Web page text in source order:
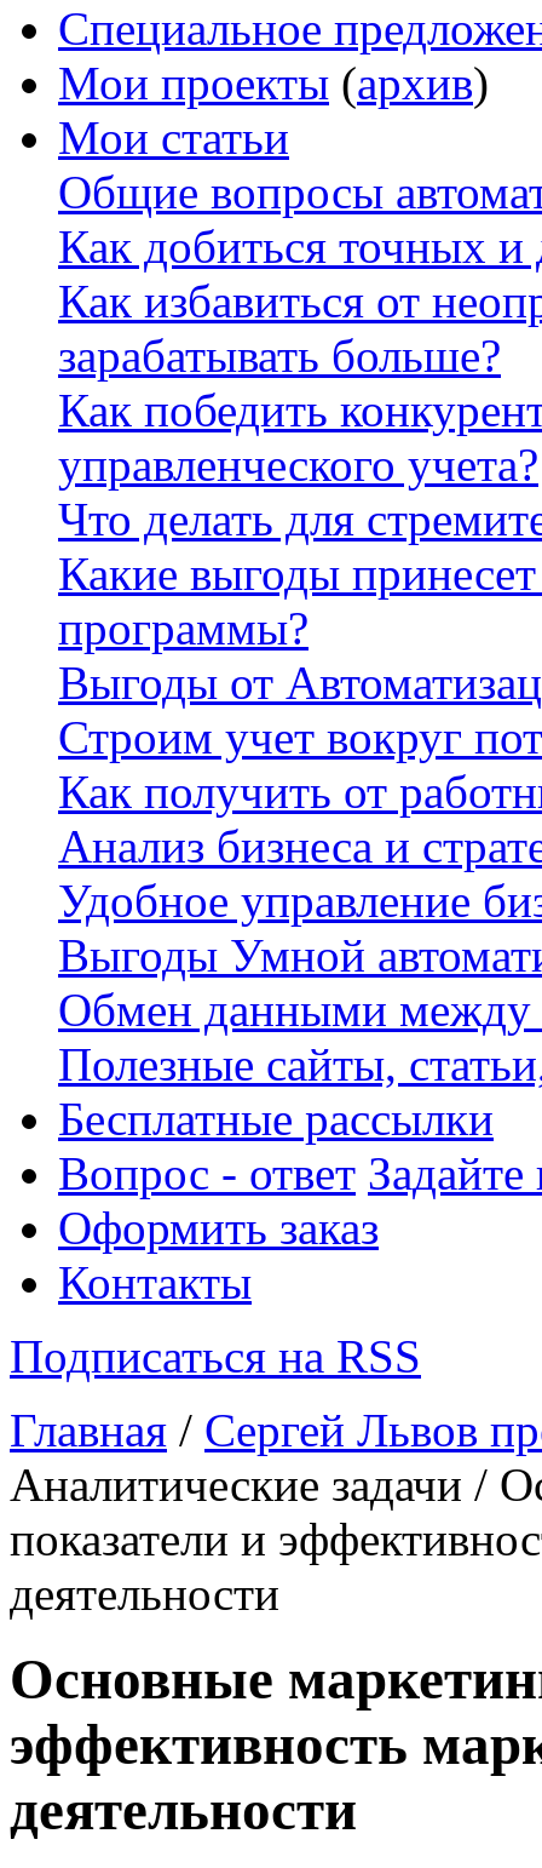
Специальное
Мои проекты (архив)
Мои статьи
Общие вопросы
Как добиться точных
Как избавиться от
зарабатывать больше?
Как победить
управленческого учета?
Что делать для
Какие выгоды
программы?
Выгоды от
Строим учет вокруг
Как получить от
Анализ бизнеса и
Удобное управление
Выгоды Умной
Обмен данными между
Полезные сайты,
Бесплатные рассылки
Вопрос - ответ
Оформить заказ
Контакты
Подписаться на RSS
Главная / Сергей Львов
Аналитические задачи /
показатели и
деятельности
Основные
эффективность
деятельности